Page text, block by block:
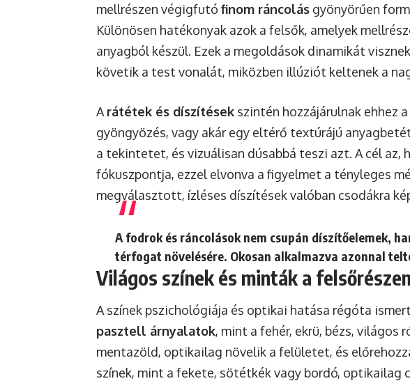
mellrészen végigfutó finom ráncolás gyönyörűen
Különösen hatékonyak azok a felsők, amelyek
anyagból készül. Ezek a megoldások dinamikát
követik a test vonalát, miközben illúziót keltenek a
A rátétek és díszítések szintén hozzájárulnak ehhez
gyöngyözés, vagy akár egy eltérő textúrájú
a tekintetet, és vizuálisan dúsabbá teszi azt. A cél az,
fókuszpontja, ezzel elvonva a figyelmet a tényleges
megválasztott, ízléses díszítések valóban csodákra
A fodrok és ráncolások nem csupán díszítőelemek,
térfogat növelésére. Okosan alkalmazva azonnal
Világos színek és minták a
A színek pszichológiája és optikai hatása régóta
pasztell árnyalatok, mint a fehér, ekrü, bézs, világos
mentazöld, optikailag növelik a felületet, és
színek, mint a fekete, sötétkék vagy bordó, optikailag